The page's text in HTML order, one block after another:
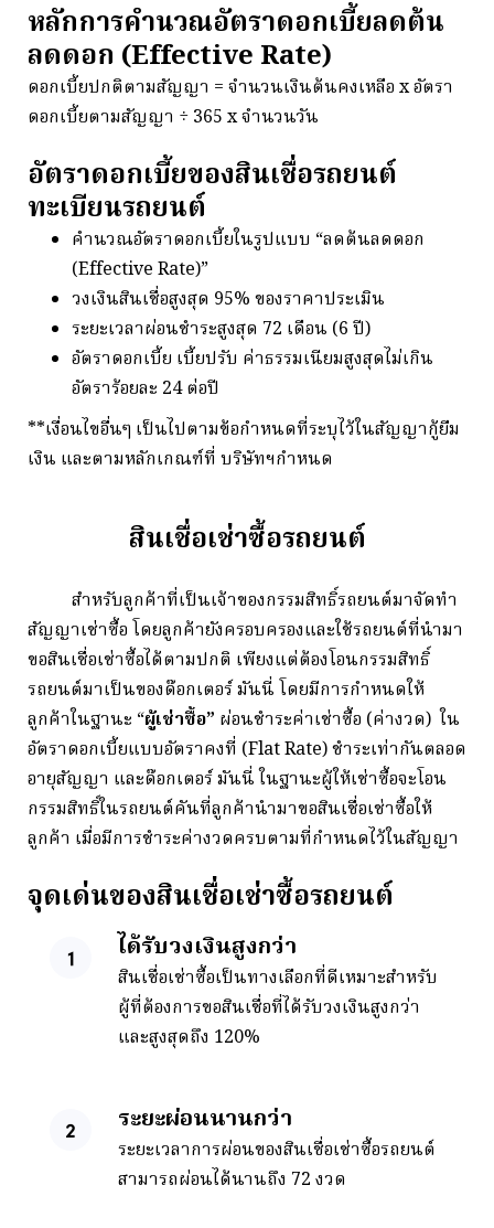
หลักการคำนวณอัตราดอกเบี้ยลดต้น
ลดดอก (Effective Rate)
ดอกเบี้ยปกติตามสัญญา = จำนวนเงินต้นคงเหลือ x อัตรา
ดอกเบี้ยตามสัญญา ÷ 365 x จำนวนวัน
อัตราดอกเบี้ยของสินเชื่อรถยนต์
ทะเบียนรถยนต์
คำนวณอัตราดอกเบี้ยในรูปแบบ “ลดต้นลดดอก
(Effective Rate)”
วงเงินสินเชื่อสูงสุด 95% ของราคาประเมิน
ระยะเวลาผ่อนชำระสูงสุด 72 เดือน (6 ปี)
อัตราดอกเบี้ย เบี้ยปรับ ค่าธรรมเนียมสูงสุดไม่เกิน
อัตราร้อยละ 24 ต่อปี
**เงื่อนไขอื่นๆ เป็นไปตามข้อกำหนดที่ระบุไว้ในสัญญากู้ยืม
เงิน และตามหลักเกณฑ์ที่ บริษัทฯกำหนด
สินเชื่อเช่าซื้อรถยนต์
สำหรับลูกค้าที่เป็นเจ้าของกรรมสิทธิ์รถยนต์มาจัดทำ
สัญญาเช่าซื้อ โดยลูกค้ายังครอบครองและใช้รถยนต์ที่นำมา
ขอสินเชื่อเช่าซื้อได้ตามปกติ เพียงแต่ต้องโอนกรรมสิทธิ์
รถยนต์มาเป็นของด๊อกเตอร์ มันนี่ โดยมีการกำหนดให้
ลูกค้าในฐานะ “ผู้เช่าซื้อ” ผ่อนชำระค่าเช่าซื้อ (ค่างวด) ใน
อัตราดอกเบี้ยแบบอัตราคงที่ (Flat Rate) ชำระเท่ากันตลอด
อายุสัญญา และด๊อกเตอร์ มันนี่ ในฐานะผู้ให้เช่าซื้อจะโอน
กรรมสิทธิ์ในรถยนต์คันที่ลูกค้านำมาขอสินเชื่อเช่าซื้อให้
ลูกค้า เมื่อมีการชำระค่างวดครบตามที่กำหนดไว้ในสัญญา
จุดเด่นของสินเชื่อเช่าซื้อรถยนต์
ได้รับวงเงินสูงกว่า
สินเชื่อเช่าซื้อเป็นทางเลือกที่ดีเหมาะสำหรับ
ผู้ที่ต้องการขอสินเชื่อที่ได้รับวงเงินสูงกว่า
และสูงสุดถึง 120%
ระยะผ่อนนานกว่า
ระยะเวลาการผ่อนของสินเชื่อเช่าซื้อรถยนต์
สามารถผ่อนได้นานถึง 72 งวด